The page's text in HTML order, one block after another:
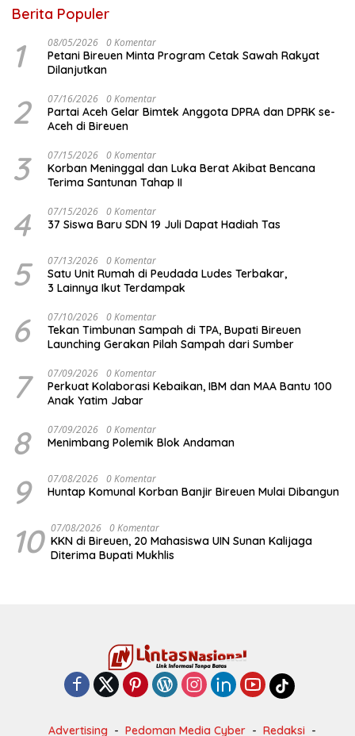
Berita Populer
1 08/05/2026 0 Komentar
Petani Bireuen Minta Program Cetak Sawah Rakyat
Dilanjutkan
2 07/16/2026 0 Komentar
Partai Aceh Gelar Bimtek Anggota DPRA dan DPRK se-
Aceh di Bireuen
3 07/15/2026 0 Komentar
Korban Meninggal dan Luka Berat Akibat Bencana
Terima Santunan Tahap II
4 07/15/2026 0 Komentar
37 Siswa Baru SDN 19 Juli Dapat Hadiah Tas
5 07/13/2026 0 Komentar
Satu Unit Rumah di Peudada Ludes Terbakar,
3 Lainnya Ikut Terdampak
6 07/10/2026 0 Komentar
Tekan Timbunan Sampah di TPA, Bupati Bireuen
Launching Gerakan Pilah Sampah dari Sumber
7 07/09/2026 0 Komentar
Perkuat Kolaborasi Kebaikan, IBM dan MAA Bantu 100
Anak Yatim Jabar
8 07/09/2026 0 Komentar
Menimbang Polemik Blok Andaman
9 07/08/2026 0 Komentar
Huntap Komunal Korban Banjir Bireuen Mulai Dibangun
10 07/08/2026 0 Komentar
KKN di Bireuen, 20 Mahasiswa UIN Sunan Kalijaga
Advertising Pedoman Media Cyber Redaksi